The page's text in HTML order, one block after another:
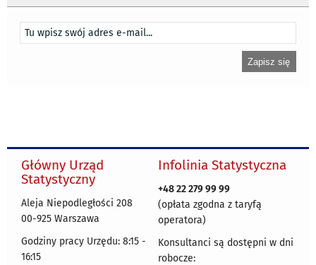
Główny Urząd
Statystyczny
Aleja Niepodległości 208
00-925 Warszawa
Godziny pracy Urzędu: 8:15 -
16:15
Infolinia Statystyczna
+48 22 279 99 99
(opłata zgodna z taryfą
operatora)
Konsultanci są dostępni w dni
robocze: